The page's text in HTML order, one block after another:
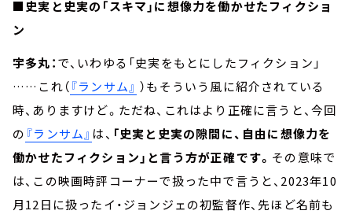
■史実と史実の「スキマ」に想像力を働かせたフィクショ
ン
宇多丸：で、いわゆる「史実をもとにしたフィクション」
……これ（『ランサム』 ）もそういう風に紹介されている
時、ありますけど。ただね、これはより正確に言うと、今回
の 『ランサム』 は、 「史実と史実の隙間に、自由に想像力を
働かせたフィクション」と言う方が正確です。 その意味で
は、この映画時評コーナーで扱った中で言うと、2023年10
月12日に扱ったイ・ジョンジェの初監督作、先ほど名前も